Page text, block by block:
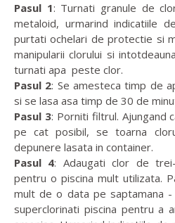
Pasul 1: Turnati granule de
metaloid, urmarind indicatiile
purtati ochelari de protectie si
manipularii clorului si
turnati apa peste clor.
Pasul 2: Se amesteca timp de
si se lasa asa timp de 30 de
Pasul 3: Porniti filtrul. Ajungand
pe cat posibil, se toarna
depunere lasata in container.
Pasul 4: Adaugati clor de
pentru o piscina mult utilizata.
mult de o data pe saptamana
superclorinati piscina pentru a